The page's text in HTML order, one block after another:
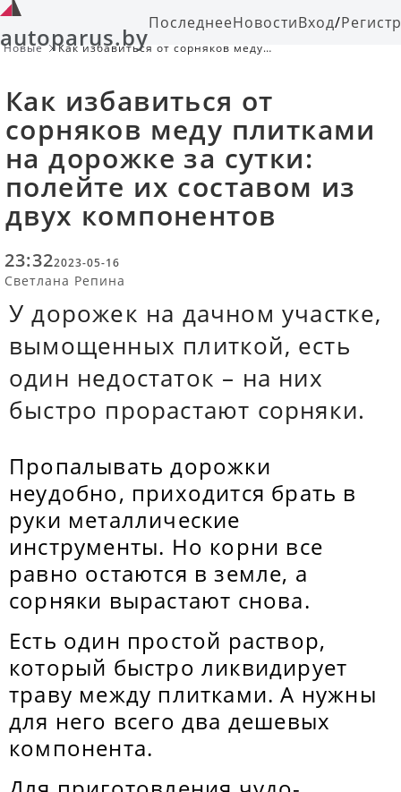
autoparus.byПоследнееНовостиВход/
Новые
Как избавиться от сорняков меду
компонентов
Как избавиться от
сорняков меду плитками
на дорожке за сутки:
полейте их составом из
двух компонентов
23:322023-05-16
Светлана Репина
У дорожек на дачном участке,
вымощенных плиткой, есть
один недостаток – на них
быстро прорастают сорняки.
Пропалывать дорожки
неудобно, приходится брать в
руки металлические
инструменты. Но корни все
равно остаются в земле, а
сорняки вырастают снова.
Есть один простой раствор,
который быстро ликвидирует
траву между плитками. А нужны
для него всего два дешевых
компонента.